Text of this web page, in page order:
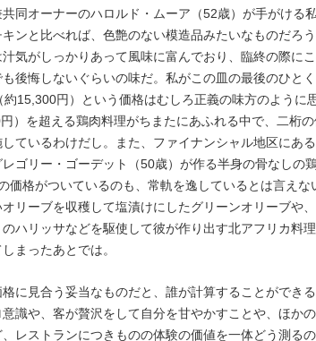
同オーナーのハロルド・ムーア（52歳）が手がける
ンと比べれば、色艶のない模造品みたいなものだろ
気がしっかりあって風味に富んでおり、臨終の際に
後悔しないぐらいの味だ。私がこの皿の最後のひと
15,300円）という価格はむしろ正義の味方のように
）を超える鶏肉料理がちまたにあふれる中で、二桁の
ているわけだし。また、ファイナンシャル地区にあ
ゴリー・ゴーデット（50歳）が作る半身の骨なしの
価格がついているのも、常軌を逸しているとは言えな
リーブを収穫して塩漬けにしたグリーンオリーブや
ハリッサなどを駆使して彼が作り出す北アフリカ料
まったあとでは。
に見合う妥当なものだと、誰が計算することができ
識や、客が贅沢をして自分を甘やかすことや、ほか
レストランにつきものの体験の価値を一体どう測る